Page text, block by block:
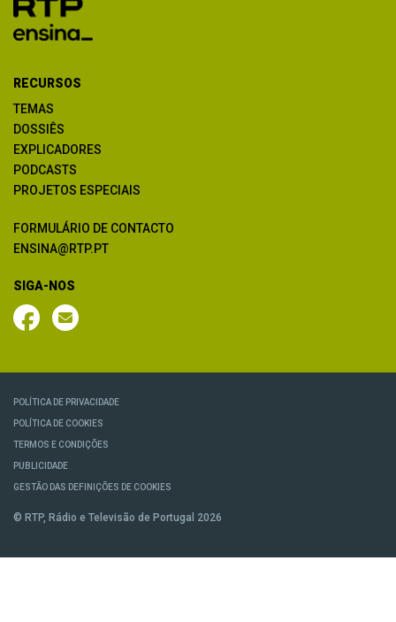
RECURSOS
TEMAS
DOSSIÊS
EXPLICADORES
PODCASTS
PROJETOS ESPECIAIS
FORMULÁRIO DE CONTACTO
ENSINA@RTP.PT
SIGA-NOS
POLÍTICA DE PRIVACIDADE
POLÍTICA DE COOKIES
TERMOS E CONDIÇÕES
PUBLICIDADE
GESTÃO DAS DEFINIÇÕES DE COOKIES
© RTP, Rádio e Televisão de Portugal 2026